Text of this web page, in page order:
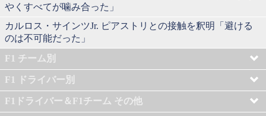
やくすべてが噛み合った」
カルロス・サインツJr. ピアストリとの接触を釈明「避ける
のは不可能だった」
F1 チーム別
F1 ドライバー別
F1ドライバー＆F1チーム その他